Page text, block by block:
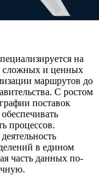
на
сложных и ценных
маршрутов до
С ростом
поставок
процессов.
в едином
часть данных по-